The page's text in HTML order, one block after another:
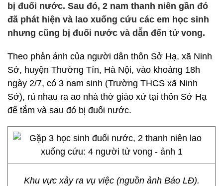
bị đuối nước. Sau đó, 2 nam thanh niên gần đó
đã phát hiện và lao xuống cứu các em học sinh
nhưng cũng bị đuối nước và dẫn đến tử vong.
Theo phản ánh của người dân thôn Sở Hạ, xã Ninh
Sở, huyện Thường Tín, Hà Nội, vào khoảng 18h
ngày 2/7, có 3 nam sinh (Trường THCS xã Ninh
Sở), rủ nhau ra ao nhà thờ giáo xứ tại thôn Sở Hạ
để tắm và sau đó bị đuối nước.
Khu vực xảy ra vụ việc (nguồn ảnh Báo LĐ).